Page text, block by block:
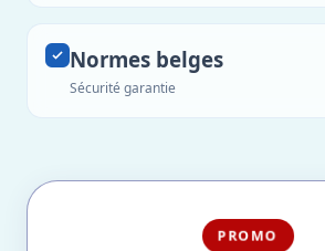
Normes belges
Sécurité garantie
PROMO